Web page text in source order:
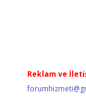
Reklam ve